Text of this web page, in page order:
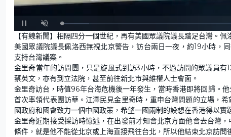
U
n
m
u
t
e
L
o
a
d
e
d
.
5
6
%
【有線新聞】相隔四分一個世紀，再有美國眾議院議長踏足台灣。
美國眾議院議長佩洛西無視北京警告，訪台兩日一夜，約19小時，
支持台灣議案。
金里奇當年的訪問團，只是旋風式到訪3小時，不過訪問的眾議員
蔡英文，亦有到立法院，甚至前往新北市與維權人士會面。
金里奇訪台，時值96年台海危機後一年發生，當時香港即將回歸。
首次率領代表團訪華。江澤民見金里奇時，重申台灣問題的立場，
國政府和國會致力一個中國政策，希望一國兩制的設想在香港得以
金里奇近期接受採訪時憶述，在出發前才知會北京方面他會去台灣
條件，就是他不能從北京或上海直接飛往台北，所以他結束北京訪問